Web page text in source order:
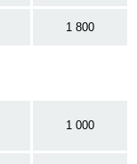
1 800
1 000